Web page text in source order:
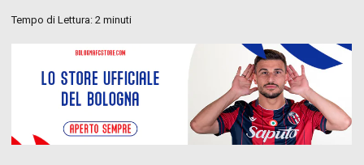
Tempo di Lettura:2 minuti